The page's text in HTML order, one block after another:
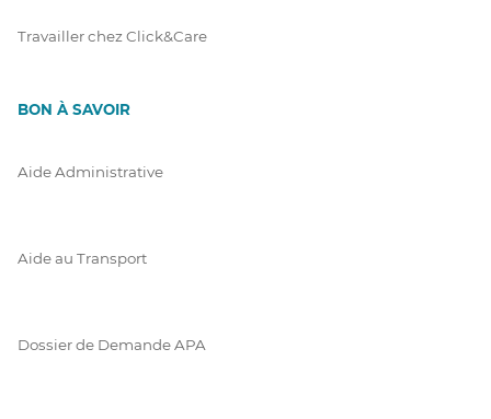
Travailler chez Click&Care
BON À SAVOIR
Aide Administrative
Aide au Transport
Dossier de Demande APA